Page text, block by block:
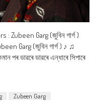
: Zubeen Garg (জুবিন গাৰ্গ )
Garg (জুবিন গাৰ্গ ) ♪ ♫
পৰ ডাৱৰে ডাৱৰে এন্ধাৰে সিপাৰে
Zubeen Garg